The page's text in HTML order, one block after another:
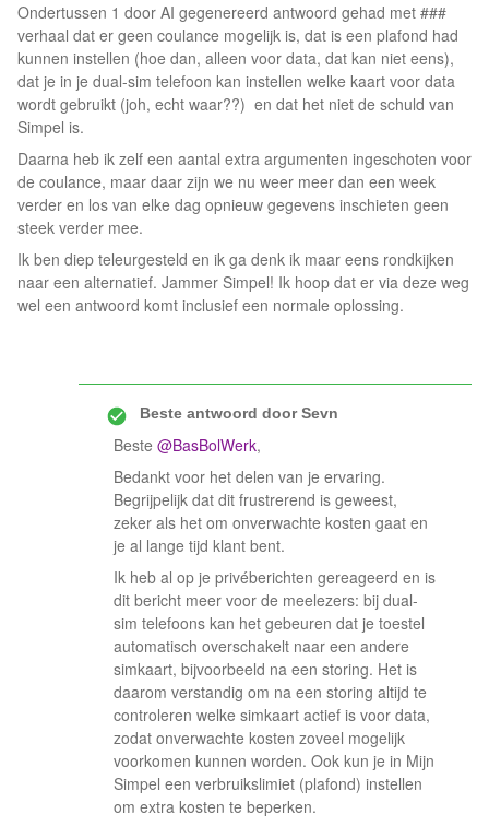
Ondertussen 1 door AI gegenereerd antwoord gehad met ###
verhaal dat er geen coulance mogelijk is, dat is een plafond had
kunnen instellen (hoe dan, alleen voor data, dat kan niet eens),
dat je in je dual-sim telefoon kan instellen welke kaart voor data
wordt gebruikt (joh, echt waar??) en dat het niet de schuld van
Simpel is.
Daarna heb ik zelf een aantal extra argumenten ingeschoten voor
de coulance, maar daar zijn we nu weer meer dan een week
verder en los van elke dag opnieuw gegevens inschieten geen
steek verder mee.
Ik ben diep teleurgesteld en ik ga denk ik maar eens rondkijken
naar een alternatief. Jammer Simpel! Ik hoop dat er via deze weg
wel een antwoord komt inclusief een normale oplossing.
Beste antwoord doorSevn
Beste ​ @BasBolWerk,
Bedankt voor het delen van je ervaring.
Begrijpelijk dat dit frustrerend is geweest,
zeker als het om onverwachte kosten gaat en
je al lange tijd klant bent.
Ik heb al op je privéberichten gereageerd en is
dit bericht meer voor de meelezers: bij dual-
sim telefoons kan het gebeuren dat je toestel
automatisch overschakelt naar een andere
simkaart, bijvoorbeeld na een storing. Het is
daarom verstandig om na een storing altijd te
controleren welke simkaart actief is voor data,
zodat onverwachte kosten zoveel mogelijk
voorkomen kunnen worden. Ook kun je in Mijn
Simpel een verbruikslimiet (plafond) instellen
om extra kosten te beperken.